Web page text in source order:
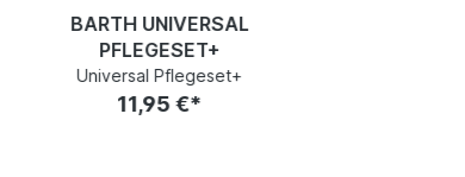
BARTH UNIVERSAL
PFLEGESET+
Universal Pflegeset+
11,95 €*